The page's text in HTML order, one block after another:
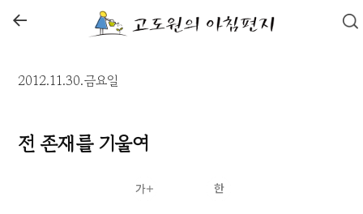
←
2012.11.30.금요일
전 존재를 기울여